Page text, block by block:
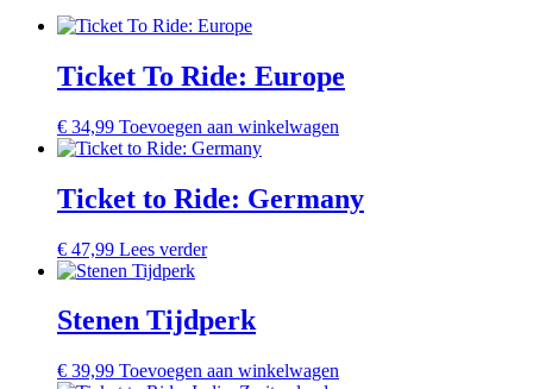
Ticket To Ride: Europe
€ 34,99 Toevoegen aan winkelwagen
Ticket to Ride: Germany
€ 47,99 Lees verder
Stenen Tijdperk
€ 39,99 Toevoegen aan winkelwagen